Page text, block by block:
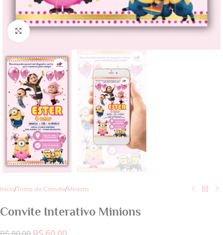
Clique para ampliar
Início/Tema do Convite/Minions
Convite Interativo Minions